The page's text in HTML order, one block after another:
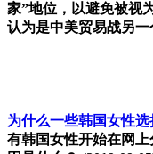
家”地位，以避免被视
认为是中美贸易战另一
为什么一些韩国女性
有韩国女性开始在网